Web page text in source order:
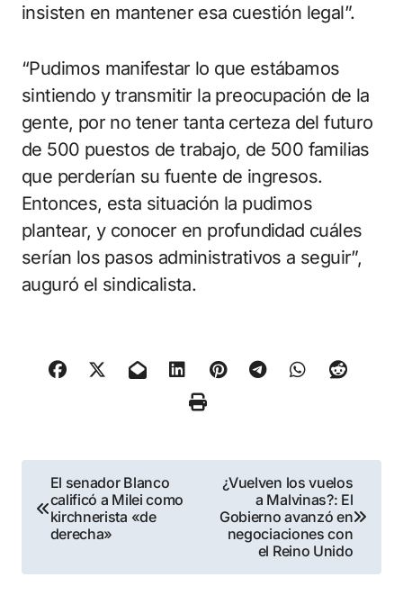
insisten en mantener esa cuestión legal”.
“Pudimos manifestar lo que estábamos
sintiendo y transmitir la preocupación de la
gente, por no tener tanta certeza del futuro
de 500 puestos de trabajo, de 500 familias
que perderían su fuente de ingresos.
Entonces, esta situación la pudimos
plantear, y conocer en profundidad cuáles
serían los pasos administrativos a seguir”,
auguró el sindicalista.
Navegación
de
El senador Blanco
calificó a Milei como
kirchnerista «de
derecha»
¿Vuelven los vuelos
a Malvinas?: El
Gobierno avanzó en
negociaciones con
el Reino Unido